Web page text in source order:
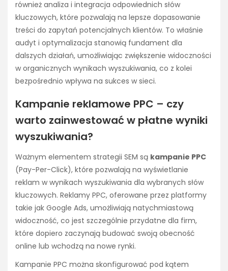
również analiza i integracja odpowiednich słów
kluczowych, które pozwalają na lepsze dopasowanie
treści do zapytań potencjalnych klientów. To właśnie
audyt i optymalizacja stanowią fundament dla
dalszych działań, umożliwiając zwiększenie widoczności
w organicznych wynikach wyszukiwania, co z kolei
bezpośrednio wpływa na sukces w sieci.
Kampanie reklamowe PPC – czy
warto zainwestować w płatne wyniki
wyszukiwania?
Ważnym elementem strategii SEM są kampanie PPC
(Pay-Per-Click), które pozwalają na wyświetlanie
reklam w wynikach wyszukiwania dla wybranych słów
kluczowych. Reklamy PPC, oferowane przez platformy
takie jak Google Ads, umożliwiają natychmiastową
widoczność, co jest szczególnie przydatne dla firm,
które dopiero zaczynają budować swoją obecność
online lub wchodzą na nowe rynki.
Kampanie PPC można skonfigurować pod kątem